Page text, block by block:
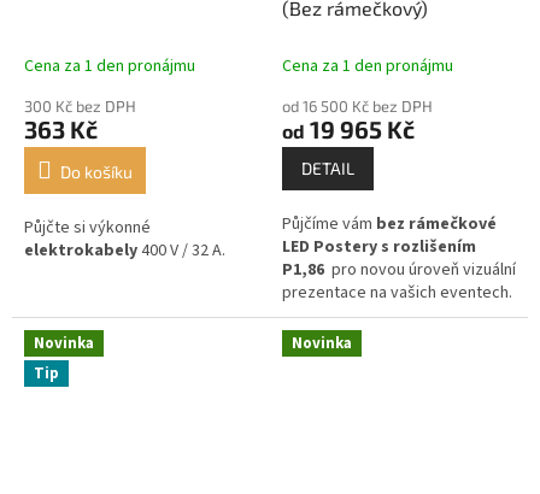
Cena za 1 den pronájmu
300 Kč bez DPH
363 Kč
Do košíku
Půjčte si výkonné
elektrokabely400 V / 32 A.
(Bez rámečkový)
Cena za 1 den pronájmu
od 16 500 Kč bez DPH
od 19 965 Kč
DETAIL
Půjčíme vám bez rámečkové
LED Postery s rozlišením
P1,86 pro novou úroveň vizuální
prezentace na vašich eventech.
Novinka
Tip
Novinka